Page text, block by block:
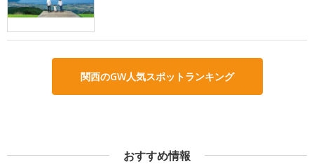
関西のGW人気スポットランキング
おすすめ情報